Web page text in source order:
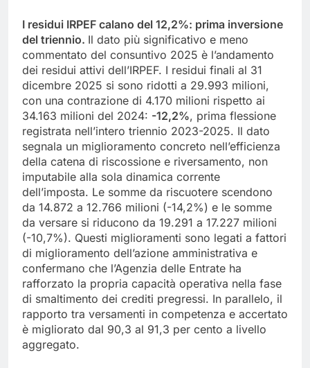
I residui IRPEF calano del 12,2%: prima inversione
del triennio. Il dato più significativo e meno
commentato del consuntivo 2025 è l’andamento
dei residui attivi dell’IRPEF. I residui finali al 31
dicembre 2025 si sono ridotti a 29.993 milioni,
con una contrazione di 4.170 milioni rispetto ai
34.163 milioni del 2024: -12,2%, prima flessione
registrata nell’intero triennio 2023-2025. Il dato
segnala un miglioramento concreto nell’efficienza
della catena di riscossione e riversamento, non
imputabile alla sola dinamica corrente
dell’imposta. Le somme da riscuotere scendono
da 14.872 a 12.766 milioni (-14,2%) e le somme
da versare si riducono da 19.291 a 17.227 milioni
(-10,7%). Questi miglioramenti sono legati a fattori
di miglioramento dell’azione amministrativa e
confermano che l’Agenzia delle Entrate ha
rafforzato la propria capacità operativa nella fase
di smaltimento dei crediti pregressi. In parallelo, il
rapporto tra versamenti in competenza e accertato
è migliorato dal 90,3 al 91,3 per cento a livello
aggregato.